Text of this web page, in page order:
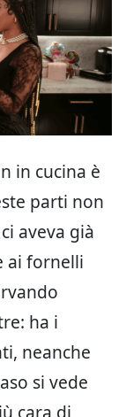
in cucina è
parti non
aveva già
ai fornelli
ha i
neanche
si vede
cara di